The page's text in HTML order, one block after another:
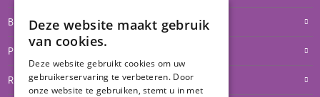
BLOG
PRIVACYVERKLARING
RETOUR- EN TERUGBETALINGSBELEID
Deze website maakt gebruik
van cookies.
Deze website gebruikt cookies om uw
gebruikerservaring te verbeteren. Door
onze website te gebruiken, stemt u in met